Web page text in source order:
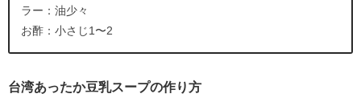
ラー：油少々
お酢：小さじ1〜2
台湾あったか豆乳スープの作り方